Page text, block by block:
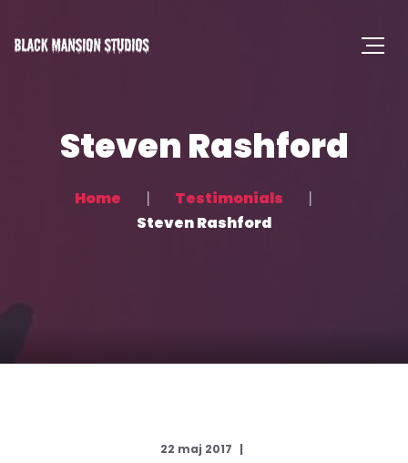
Steven Rashford
Home
Testimonials
Steven Rashford
22 maj 2017